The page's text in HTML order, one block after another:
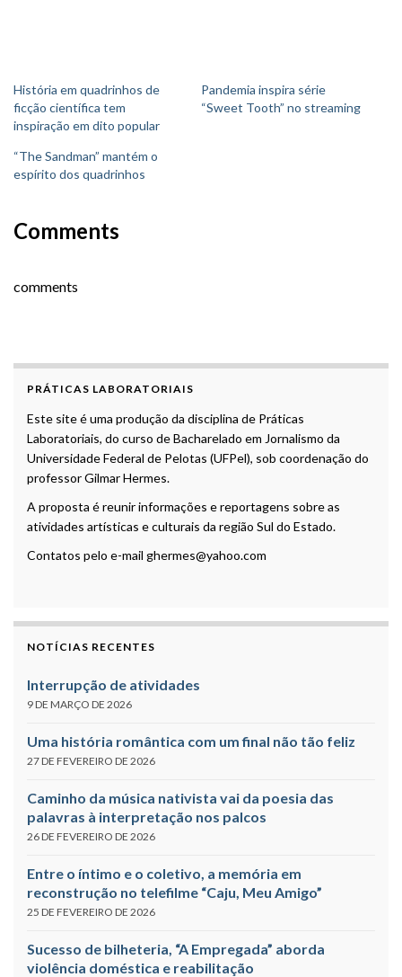
História em quadrinhos de
ficção científica tem
inspiração em dito popular
Pandemia inspira série
“Sweet Tooth” no streaming
“The Sandman” mantém o
espírito dos quadrinhos
Comments
comments
PRÁTICAS LABORATORIAIS
Este site é uma produção da disciplina de Práticas
Laboratoriais, do curso de Bacharelado em Jornalismo da
Universidade Federal de Pelotas (UFPel), sob coordenação do
professor Gilmar Hermes.
A proposta é reunir informações e reportagens sobre as
atividades artísticas e culturais da região Sul do Estado.
Contatos pelo e-mail ghermes@yahoo.com
NOTÍCIAS RECENTES
Interrupção de atividades
9 DE MARÇO DE 2026
Uma história romântica com um final não tão feliz
27 DE FEVEREIRO DE 2026
Caminho da música nativista vai da poesia das
palavras à interpretação nos palcos
26 DE FEVEREIRO DE 2026
Entre o íntimo e o coletivo, a memória em
reconstrução no telefilme “Caju, Meu Amigo”
25 DE FEVEREIRO DE 2026
Sucesso de bilheteria, “A Empregada” aborda
violência doméstica e reabilitação